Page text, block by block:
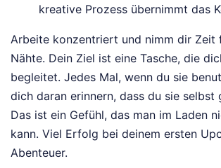
kreative Prozess übernimmt das
Arbeite konzentriert und nimm dir Zeit
Nähte. Dein Ziel ist eine Tasche, die
begleitet. Jedes Mal, wenn du sie
dich daran erinnern, dass du sie selbst
Das ist ein Gefühl, das man im Laden
kann. Viel Erfolg bei deinem ersten
Abenteuer.